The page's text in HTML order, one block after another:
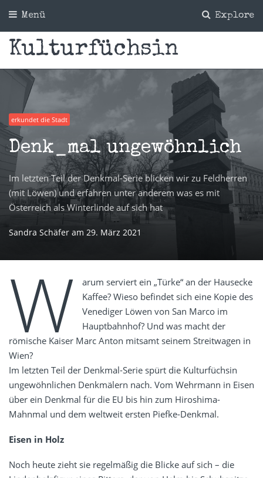
Explore
Menü
Kulturfüchsin
erkundet die Stadt
Denk_mal ungewöhnlich
Im letzten Teil der Denkmal-Serie blicken wir zu Feldherren
(mit Löwen) und erfahren unter anderem was es mit
Österreich als Winterlinde auf sich hat
Sandra Schäfer am 29. März 2021
W
arum serviert ein „Türke“ an der Hausecke
Kaffee? Wieso befindet sich eine Kopie des
Venediger Löwen von San Marco im
Hauptbahnhof? Und was macht der
römische Kaiser Marc Anton mitsamt seinem Streitwagen in
Wien?
Im letzten Teil der Denkmal-Serie spürt die Kulturfüchsin
ungewöhnlichen Denkmälern nach. Vom Wehrmann in Eisen
über ein Denkmal für die EU bis hin zum Hiroshima-
Mahnmal und dem weltweit ersten Piefke-Denkmal.
Eisen in Holz
Noch heute zieht sie regelmäßig die Blicke auf sich – die